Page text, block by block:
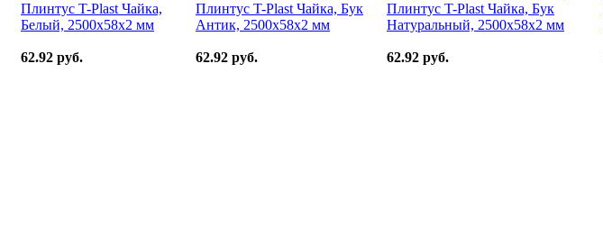
Плинтус T-Plast Чайка,
Белый, 2500х58х2 мм
62.92 руб.
Плинтус T-Plast Чайка, Бук
Антик, 2500х58х2 мм
62.92 руб.
Плинтус T-Plast Чайка, Бук
Натуральный, 2500х58х2 мм
62.92 руб.